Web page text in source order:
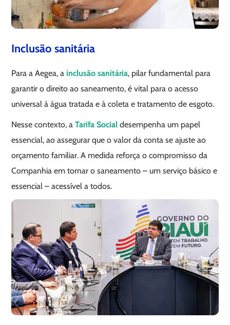
Inclusão sanitária
Para a Aegea, a inclusão sanitária, pilar fundamental para
garantir o direito ao saneamento, é vital para o acesso
universal à água tratada e à coleta e tratamento de esgoto.
Nesse contexto, aTarifa Social desempenha um papel
essencial, ao assegurar que o valor da conta se ajuste ao
orçamento familiar. A medida reforça o compromisso da
Companhia em tornar o saneamento – um serviço básico e
essencial – acessível a todos.